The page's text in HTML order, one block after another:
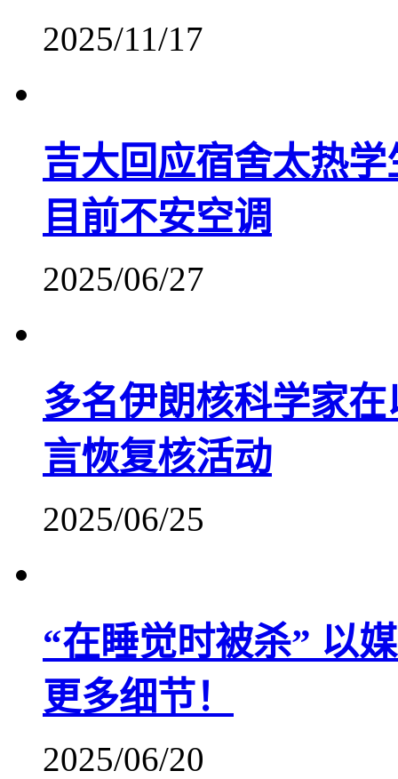
2025/11/17
吉大回应宿舍太热
目前不安空调
2025/06/27
多名伊朗核科学家
言恢复核活动
2025/06/25
“在睡觉时被杀” 以
更多细节！
2025/06/20